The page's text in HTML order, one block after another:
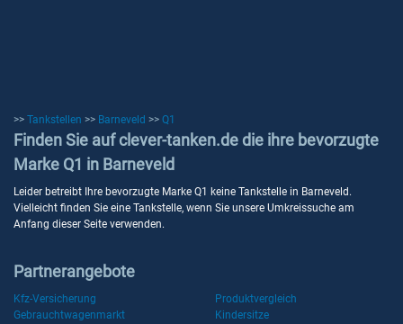
>> Tankstellen >> Barneveld >> Q1
Finden Sie auf clever-tanken.de die ihre bevorzugte
Marke Q1 in Barneveld
Leider betreibt Ihre bevorzugte Marke Q1 keine Tankstelle in Barneveld.
Vielleicht finden Sie eine Tankstelle, wenn Sie unsere Umkreissuche am
Anfang dieser Seite verwenden.
Partnerangebote
Kfz-Versicherung
Produktvergleich
Gebrauchtwagenmarkt
Kindersitze